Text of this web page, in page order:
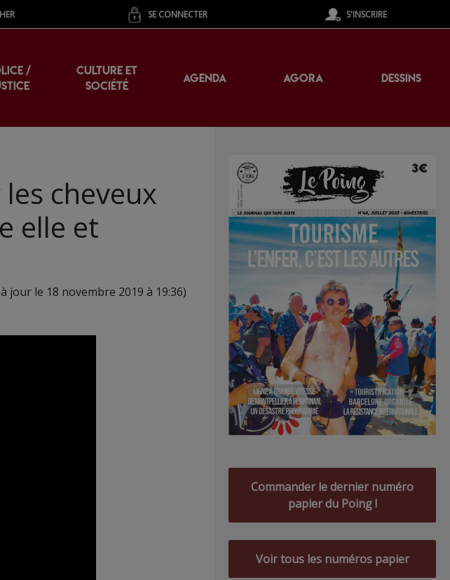
SE CONNECTER S'INSCRIRE
/
CULTURE ET
SOCIÉTÉ
AGENDA AGORA DESSINS
cheveux
elle et
jour le 18 novembre 2019 à 19:36)
Commander le dernier numéro
papier du Poing !
Voir tous les numéros papier